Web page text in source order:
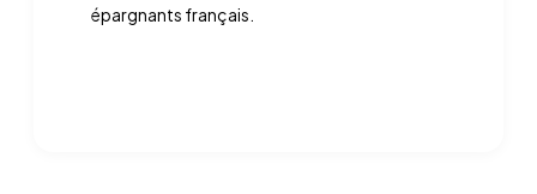
épargnants français.